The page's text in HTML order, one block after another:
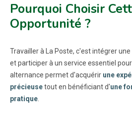
Pourquoi Choisir
Opportunité ?
Travailler à La Poste, c'est intégrer
et participer à un service essentiel
alternance permet d'acquérir une
précieusetout en bénéficiant d'une
pratique